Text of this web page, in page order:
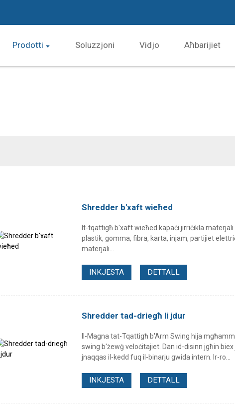
Prodotti Soluzzjoni Vidjo Aħbarijiet
Shredder b'xaft wieħed
It-tqattigħ b'xaft wieħed kapaċi jirriċikla materjali
plastik, gomma, fibra, karta, injam, partijiet
materjali...
INKJESTA DETTALL
Shredder tad-driegħ li jdur
Il-Magna tat-Tqattigħ b'Arm Swing hija
swing b'żewġ veloċitajiet. Dan id-disinn jgħin
jnaqqas il-kedd fuq il-binarju gwida intern. Ir-ro...
INKJESTA DETTALL